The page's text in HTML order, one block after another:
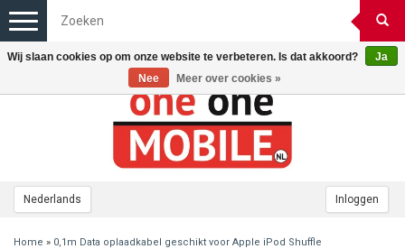
Nederlands Inloggen
Toggle
navigation
Home » 0,1m Data oplaadkabel geschikt voor Apple iPod Shuffle
Wij slaan cookies op om onze website te verbeteren. Is dat akkoord?
Ja
Nee
Meer over cookies »